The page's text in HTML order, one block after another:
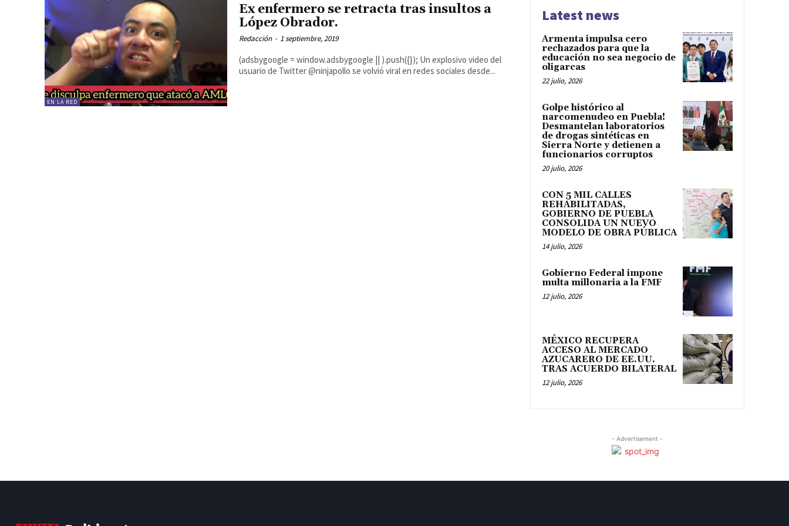
EN LA RED
Ex enfermero se retracta tras insultos a
López Obrador.
Redacción - 1 septiembre, 2019
(adsbygoogle = window.adsbygoogle || ).push({}); Un explosivo video del
usuario de Twitter @ninjapollo se volvió viral en redes sociales desde...
Latest news
Armenta impulsa cero
rechazados para que la
educación no sea negocio de
oligarcas
22 julio, 2026
Golpe histórico al
narcomenudeo en Puebla!
Desmantelan laboratorios
de drogas sintéticas en
Sierra Norte y detienen a
funcionarios corruptos
20 julio, 2026
CON 5 MIL CALLES
REHABILITADAS,
GOBIERNO DE PUEBLA
CONSOLIDA UN NUEVO
MODELO DE OBRA PÚBLICA
14 julio, 2026
Gobierno Federal impone
multa millonaria a la FMF
12 julio, 2026
MÉXICO RECUPERA
ACCESO AL MERCADO
AZUCARERO DE EE.UU.
TRAS ACUERDO BILATERAL
12 julio, 2026
- Advertisement -